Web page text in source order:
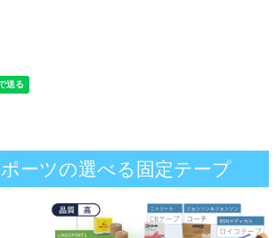
ーツの選べる固定テープ